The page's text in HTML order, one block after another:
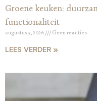
Groene keuken:
functionaliteit
augustus 3, 2026 Geen reacties
LEES VERDER »